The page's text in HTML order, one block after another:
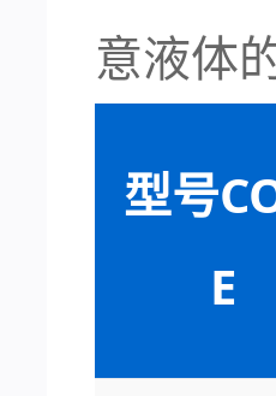
意液体
型号
E